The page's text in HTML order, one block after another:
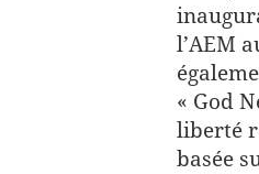
l’AEM
« God
liberté
basée